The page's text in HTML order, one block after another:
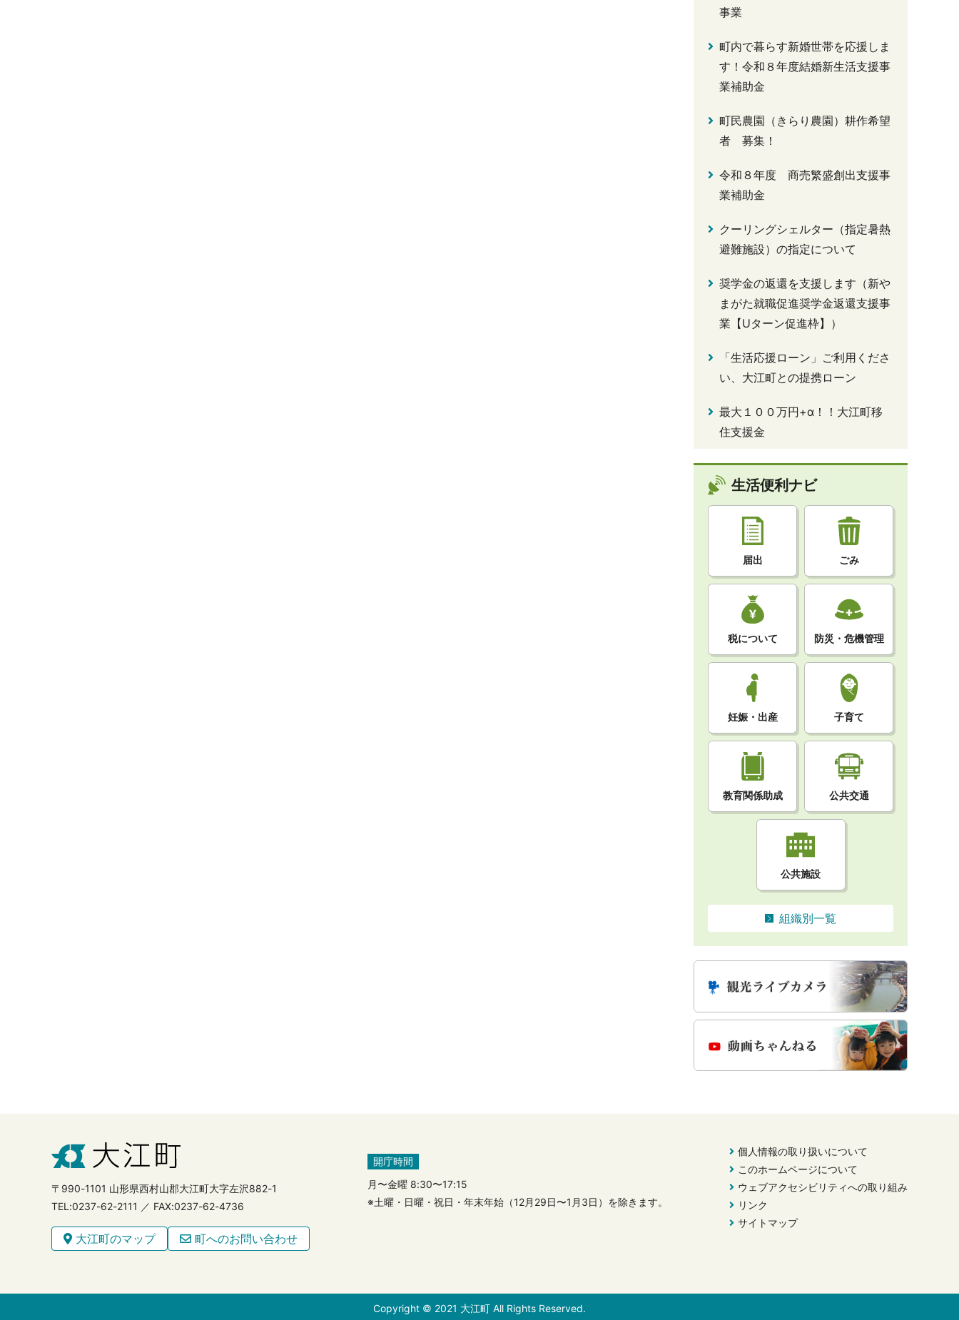
事業
町内で暮らす新婚世帯を応援しま
す！令和８年度結婚新生活支援事
業補助金
町民農園（きらり農園）耕作希望
者 募集！
令和８年度 商売繁盛創出支援事
業補助金
クーリングシェルター（指定暑熱
避難施設）の指定について
奨学金の返還を支援します（新や
まがた就職促進奨学金返還支援事
業【Uターン促進枠】）
「生活応援ローン」ご利用くださ
い、大江町との提携ローン
最大１００万円+α！！大江町移
住支援金
生活便利ナビ
届出 ごみ
税について 防災・危機管理
妊娠・出産 子育て
教育関係助成 公共交通
公共施設
組織別一覧
〒990-1101 山形県西村山郡大江町大字左沢882-1
TEL:0237-62-2111 ／ FAX:0237-62-4736
大江町のマップ 町へのお問い合わせ
開庁時間
月〜金曜 8:30〜17:15
※土曜・日曜・祝日・年末年始（12月29日〜1月3日）を除きます。
個人情報の取り扱いについて
このホームページについて
ウェブアクセシビリティへの取り組み
リンク
サイトマップ
Copyright © 2021 大江町 All Rights Reserved.